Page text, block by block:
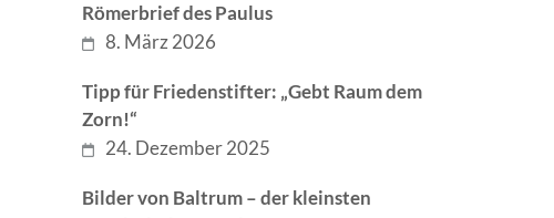
Römerbrief des Paulus
8. März 2026
Tipp für Friedenstifter: „Gebt Raum dem
Zorn!“
24. Dezember 2025
Bilder von Baltrum – der kleinsten